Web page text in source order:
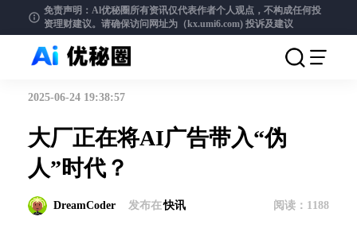
免责声明：Al优秘圈所有资讯仅代表作者个人观点，不构成任何投
资理财建议。请确保访问网址为（kx.umi6.com) 投诉及建议
2025-06-24 19:38:57
大厂正在将AI广告带入“伪
人”时代？
DreamCoder 发布在快讯 阅读： 1188